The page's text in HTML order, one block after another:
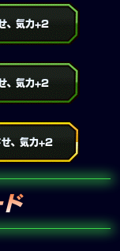
、気力+2
、気力+2
、気力+2